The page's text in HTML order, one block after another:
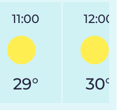
11:00
29°
12:00
30°